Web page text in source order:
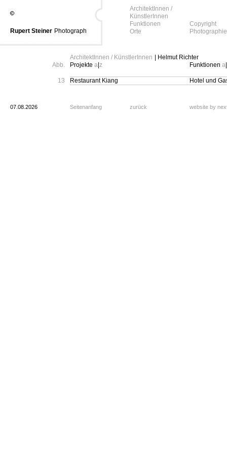
Rupert Steiner Photograph
ArchitektInnen /
KünstlerInnen
Funktionen
Orte
Copyright
Photographie
ArchitektInnen / KünstlerInnen
| Helmut Richter
Abb.
Projekte a z Funktionen a
13 Restaurant Kiang Hotel und
07.08.2026 Seitenanfang zurück website by